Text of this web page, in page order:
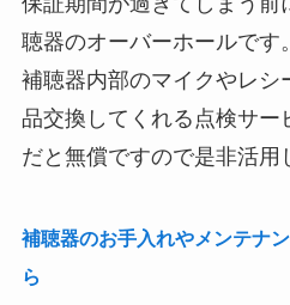
聴器のオーバーホールです
補聴器内部のマイクやレシ
品交換してくれる点検サー
だと無償ですので是非活用
補聴器のお手入れやメンテナ
ら